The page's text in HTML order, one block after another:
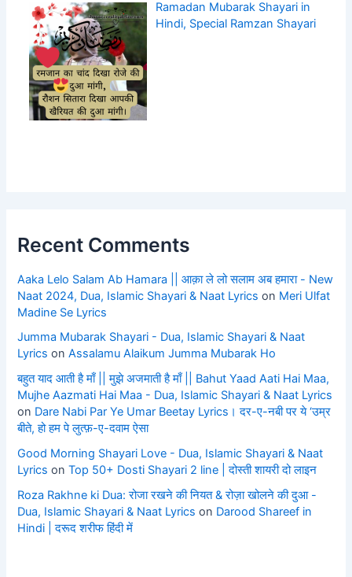
Ramadan Mubarak Shayari in
Hindi, Special Ramzan Shayari
Recent Comments
Aaka Lelo Salam Ab Hamara || आक़ा ले लो सलाम अब हमारा - New
Naat 2024, Dua, Islamic Shayari & Naat Lyrics on Meri Ulfat
Madine Se Lyrics
Jumma Mubarak Shayari - Dua, Islamic Shayari & Naat
Lyrics onAssalamu Alaikum Jumma Mubarak Ho
बहुत याद आती है माँ || मुझे अजमाती है माँ || Bahut Yaad Aati Hai Maa,
Mujhe Aazmati Hai Maa - Dua, Islamic Shayari & Naat Lyrics
on Dare Nabi Par Ye Umar Beetay Lyrics। दर-ए-नबी पर ये ‘उम्र
बीते, हो हम पे लुत्फ़-ए-दवाम ऐसा
Good Morning Shayari Love - Dua, Islamic Shayari & Naat
Lyrics onTop 50+ Dosti Shayari 2 line | दोस्ती शायरी दो लाइन
Roza Rakhne ki Dua: रोजा रखने की नियत & रोज़ा खोलने की दुआ -
Dua, Islamic Shayari & Naat Lyrics on Darood Shareef in
Hindi | दरूद शरीफ हिंदी में